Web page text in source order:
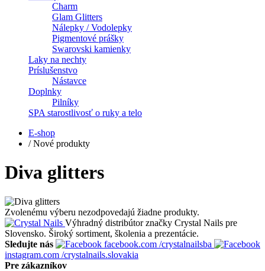
Charm
Glam Glitters
Nálepky / Vodolepky
Pigmentové prášky
Swarovski kamienky
Laky na nechty
Príslušenstvo
Nástavce
Doplnky
Pilníky
SPA starostlivosť o ruky a telo
E-shop
/ Nové produkty
Diva glitters
Zvolenému výberu nezodpovedajú žiadne produkty.
Výhradný distribútor značky Crystal Nails pre
Slovensko. Široký sortiment, školenia a prezentácie.
Sledujte nás
facebook.com /crystalnailsba
instagram.com /crystalnails.slovakia
Pre zákazníkov